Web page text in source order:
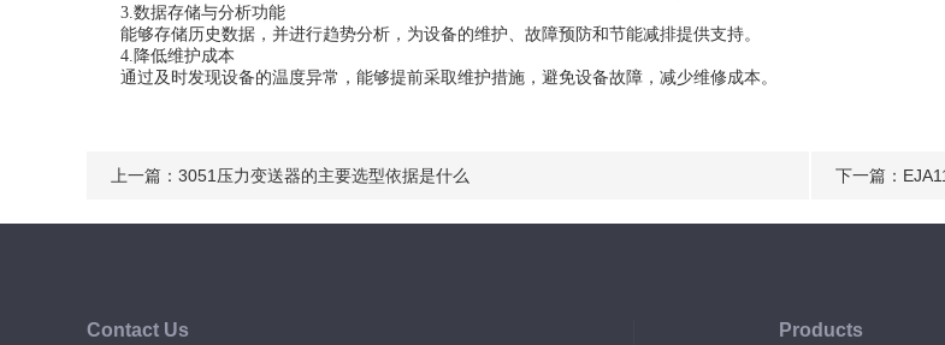
3.数据存储与分析功能
能够存储历史数据，并进行趋势分析，为设备的维护、故障预防和节能减排提供支持。
4.降低维护成本
通过及时发现设备的温度异常，能够提前采取维护措施，避免设备故障，减少维修成本。
上一篇： 3051压力变送器的主要选型依据是什么 下一篇：
Contact Us Products